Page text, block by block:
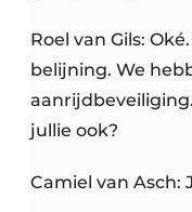
Roel van Gils:
belijning. We
jullie ook?
Camiel van Asch: